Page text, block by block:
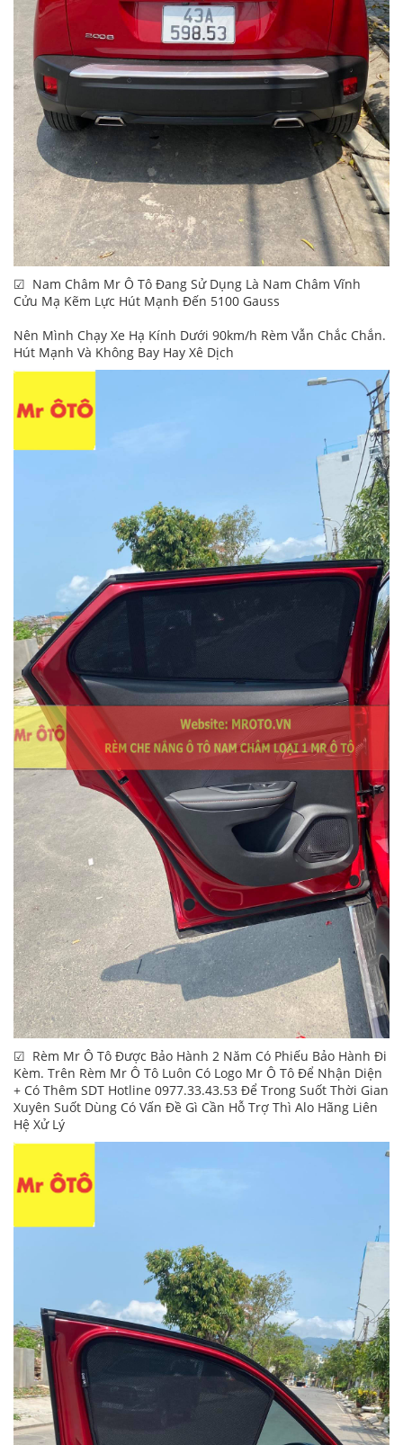
☑ Nam Châm Mr Ô Tô Đang Sử Dụng Là Nam Châm Vĩnh
Cửu Mạ Kẽm Lực Hút Mạnh Đến 5100 Gauss
Nên Mình Chạy Xe Hạ Kính Dưới 90km/h Rèm Vẫn Chắc Chắn.
Hút Mạnh Và Không Bay Hay Xê Dịch
☑ Rèm Mr Ô Tô Được Bảo Hành 2 Năm Có Phiếu Bảo Hành Đi
Kèm. Trên Rèm Mr Ô Tô Luôn Có Logo Mr Ô Tô Để Nhận Diện
+ Có Thêm SDT Hotline 0977.33.43.53 Để Trong Suốt Thời Gian
Xuyên Suốt Dùng Có Vấn Đề Gì Cần Hỗ Trợ Thì Alo Hãng Liên
Hệ Xử Lý